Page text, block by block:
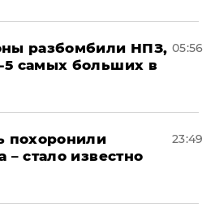
разбомбили НПЗ,
самых больших в
05:56
похоронили
– стало известно
23:49